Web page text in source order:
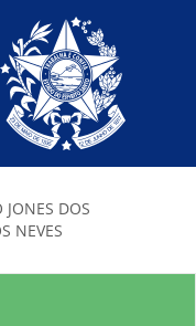
JONES DOS
NEVES